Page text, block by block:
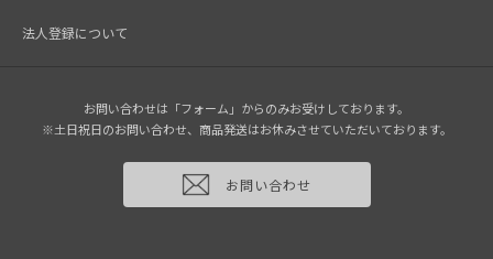
法人登録について
お問い合わせは「フォーム」からのみお受けしております。
※土日祝日のお問い合わせ、商品発送はお休みさせていただいております。
お問い合わせ